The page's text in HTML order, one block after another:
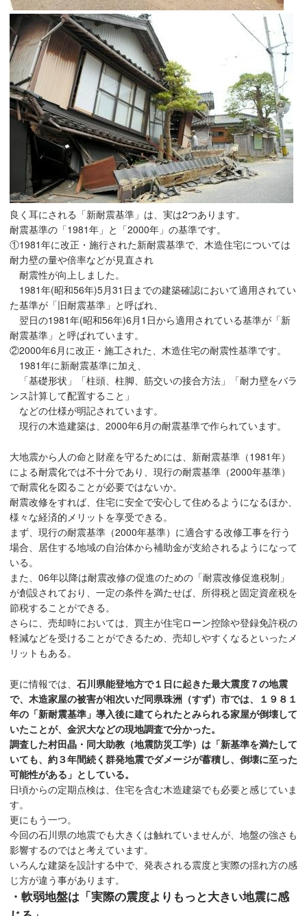
良く耳にされる「新耐震基準」は、実は2つあります。
耐震基準の「1981年」と「2000年」の基準です。
①1981年に改正・施行された新耐震基準で、木造住宅については
耐力壁の量や倍率などが見直され
耐震性が向上しました。
1981年(昭和56年)5月31日までの建築確認において適用されてい
た基準が「旧耐震基準」と呼ばれ、
翌日の1981年(昭和56年)6月1日から適用されている基準が「新
耐震基準」と呼ばれています。
②2000年6月に改正・施工された、木造住宅の耐震性基準です。
1981年に新耐震基準に加え、
「基礎形状」「柱頭、柱脚、筋交いの接合方法」「耐力壁をバラ
ンス計算して配置すること」
などの仕様が明記されています。
現行の木造建築は、2000年6月の耐震基準で作られています。
大地震から人の命と財産を守るためには、新耐震基準（1981年）
による耐震化では不十分であり、現行の耐震基準（2000年基準）
で耐震化を図ることが必要ではないか。
耐震改修をすれば、住宅に安全で安心して住めるようになるほか、
様々な経済的メリットを享受できる。
まず、現行の耐震基準（2000年基準）に適合する改修工事を行う
場合、居住する地域の自治体から補助金が支給されるようになって
いる。
また、06年以降は耐震改修の促進のための「耐震改修促進税制」
が創設されており、一定の条件を満たせば、所得税と固定資産税を
節税することができる。
さらに、売却時においては、買主が住宅ローン控除や登録免許税の
軽減などを受けることができるため、売却しやすくなるといったメ
リットもある。
更に情報では、 石川県能登地方で１日に起きた最大震度７の地震
で、木造家屋の被害が相次いだ同県珠洲（すず）市では、１９８１
年の「新耐震基準」導入後に建てられたとみられる家屋が倒壊して
いたことが、金沢大などの現地調査で分かった。
調査した村田晶・同大助教（地震防災工学）は「新基準を満たして
いても、約３年間続く群発地震でダメージが蓄積し、倒壊に至った
可能性がある」としている。
日頃からの定期点検は、住宅を含む木造建築でも必要と感じていま
す。
更にもう一つ。
今回の石川県の地震でも大きくは触れていませんが、地盤の強さも
影響するのではと考えています。
いろんな建築を設計する中で、発表される震度と実際の揺れ方の感
じ方が違う事があります。
・軟弱地盤は「実際の震度よりもっと大きい地震に感